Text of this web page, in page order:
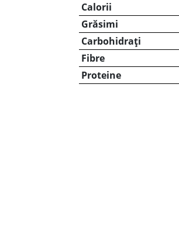
Calorii
Grăsimi
Carbohidrați
Fibre
Proteine